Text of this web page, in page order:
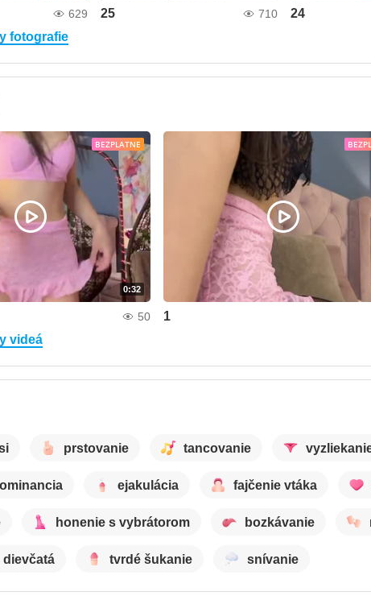
629 25 710 24
fotografie
BEZPLATNE
0:32
50 1
videá
prstovanie tancovanie
ejakulácia fajčenie vtáka
honenie s vybrátorom bozkávanie
tvrdé šukanie snívanie